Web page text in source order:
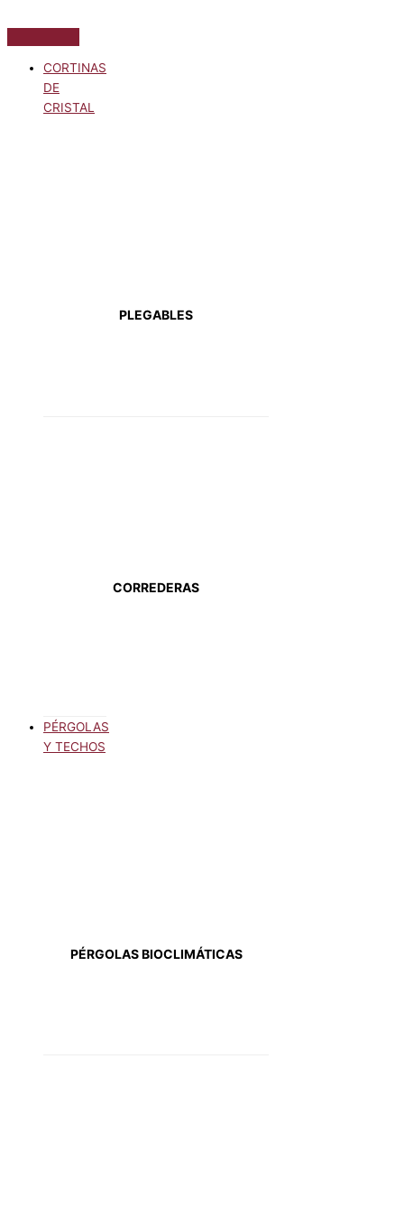
CORTINAS
DE
CRISTAL
PLEGABLES
CORREDERAS
PÉRGOLAS
Y TECHOS
PÉRGOLAS BIOCLIMÁTICAS